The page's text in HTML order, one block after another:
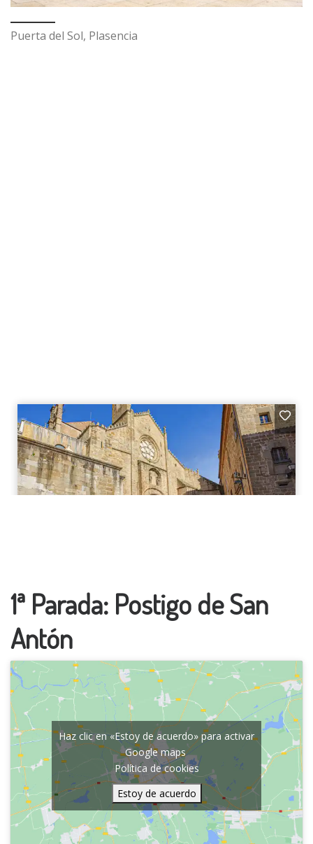
Puerta del Sol, Plasencia
1ª Parada: Postigo de San
Antón
Haz clic en «Estoy de acuerdo» para activar
Google maps
Política de cookies
Estoy de acuerdo